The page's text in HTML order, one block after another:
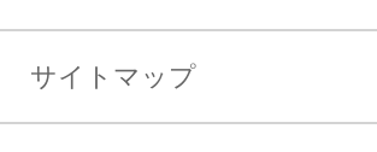
サイトマップ